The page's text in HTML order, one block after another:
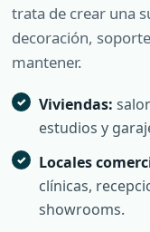
trata de crear una
decoración,
mantener.
Viviendas:
estudios y
Locales
clínicas,
showrooms.